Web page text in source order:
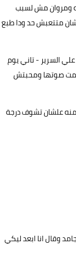
ومروان مش لسبب
متتعبش حد ودا طبع
السرير - تاني يوم
صوتها ومحبتش
علشان تشوف درجة
وقال انا ابعد ليكي